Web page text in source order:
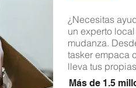
¿Necesitas
un experto
mudanza.
tasker empaca
lleva tus
Más de 1.5